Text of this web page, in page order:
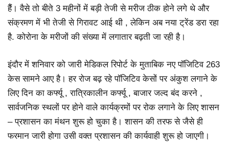
हैैं। वैसे तो बीते 3 महीनों में बड़ी तेजी से मरीज ठीक होने लगे थे और
संक्रमण में भी तेजी से गिरावट आई थी , लेकिन अब नया ट्रेंड डरा रहा
है. कोरोना के मरीजों की संख्या में लगातार बढ़ती जा रही है।
इंदौर में शनिवार को जारी मेडिकल रिपोर्ट के मुताबिक नए पॉजिटिव 263
केस सामने आए है। हर रोज बढ़ रहे पॉजिटिव केसों पर अंकुश लगाने के
लिए दिन का कर्फ्यू , रात्रिकालीन कर्फ्यू , बाजार जल्द बंद करने ,
सार्वजनिक स्थलों पर होने वाले कार्यक्रमों पर रोक लगाने के लिए शासन
– प्रशासन का मंथन शुरू हो चुका है। शासन की तरफ से जैसे ही
फरमान जारी होगा उसी वक्त प्रशासन की कार्यवाही शुरू हो जाएगी।